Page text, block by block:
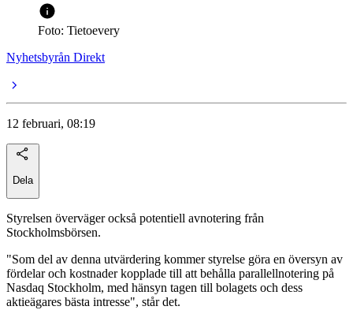
Foto: Tietoevery
Nyhetsbyrån Direkt
12 februari, 08:19
Dela
Styrelsen överväger också potentiell avnotering från
Stockholmsbörsen.
"Som del av denna utvärdering kommer styrelse göra en översyn av
fördelar och kostnader kopplade till att behålla parallellnotering på
Nasdaq Stockholm, med hänsyn tagen till bolagets och dess
aktieägares bästa intresse", står det.